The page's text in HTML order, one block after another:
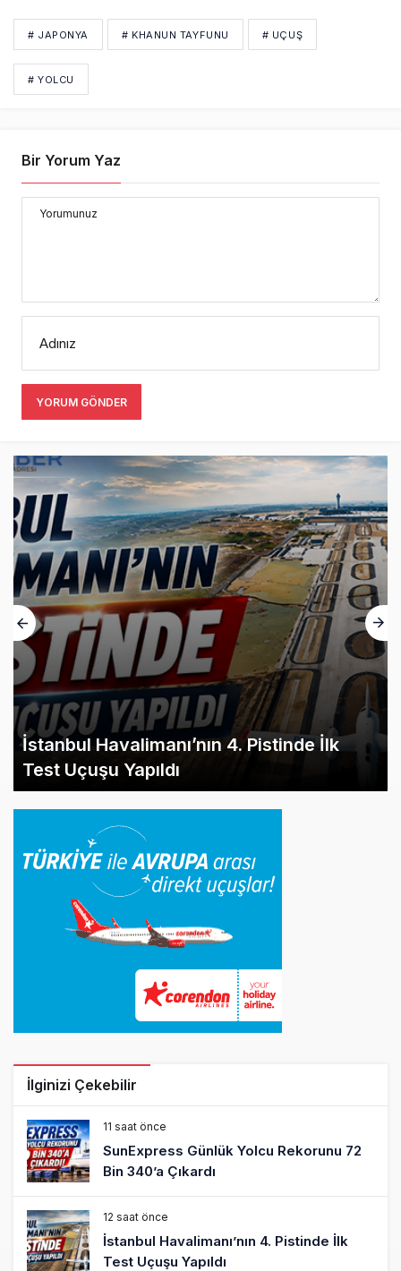
# JAPONYA # KHANUN TAYFUNU # UÇUŞ
# YOLCU
Bir Yorum Yaz
Yorumunuz
Adınız
YORUM GÖNDER
İstanbul Havalimanı’nın 4. Pistinde İlk
Test Uçuşu Yapıldı
İlginizi Çekebilir
11 saat önce
SunExpress Günlük Yolcu Rekorunu 72
Bin 340’a Çıkardı
12 saat önce
İstanbul Havalimanı’nın 4. Pistinde İlk
Test Uçuşu Yapıldı